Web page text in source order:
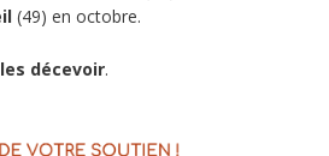
(49) en octobre.
décevoir.